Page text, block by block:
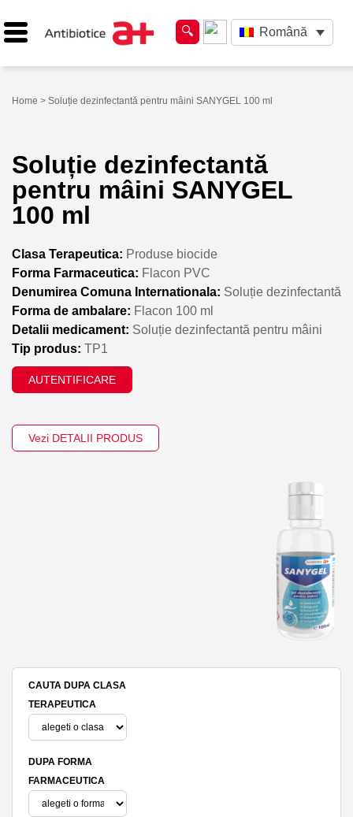
Română
Home > Soluție dezinfectantă pentru mâini SANYGEL 100 ml
Soluție dezinfectantă
pentru mâini SANYGEL
100 ml
Clasa Terapeutica: Produse biocide
Forma Farmaceutica: Flacon PVC
Denumirea Comuna Internationala: Soluție dezinfectantă
Forma de ambalare: Flacon 100 ml
Detalii medicament: Soluție dezinfectantă pentru mâini
Tip produs: TP1
AUTENTIFICARE
Vezi DETALII PRODUS
CAUTA DUPA CLASA
TERAPEUTICA
DUPA FORMA
FARMACEUTICA